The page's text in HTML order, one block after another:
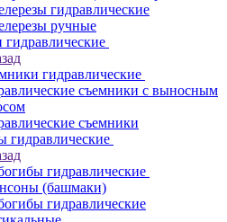
гидравлические
ручные
гидравлические
cъемники с выносным
съемники
гидравлические
гидравлические
(башмаки)
гидравлические